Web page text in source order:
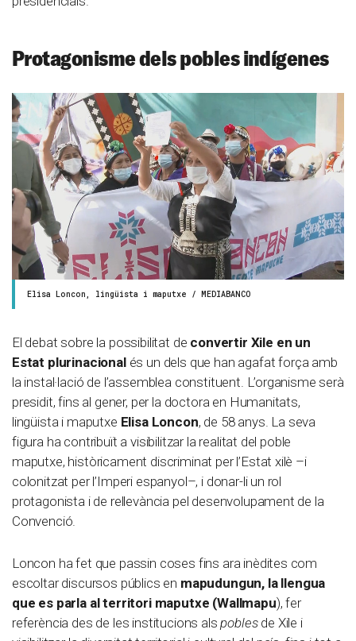
Protagonisme dels pobles indígenes
Elisa Loncon, lingüista i maputxe / MEDIABANCO
El debat sobre la possibilitat de convertir Xile en un
Estat plurinacionalés un dels que han agafat força amb
la instal·lació de l’assemblea constituent. L’organisme serà
presidit, fins al gener, per la doctora en Humanitats,
lingüista i maputxe Elisa Loncon, de 58 anys. La seva
figura ha contribuït a visibilitzar la realitat del poble
maputxe, històricament discriminat per l’Estat xilè –i
colonitzat per l’Imperi espanyol–, i donar-li un rol
protagonista i de rellevància pel desenvolupament de la
Convenció.
Loncon ha fet que passin coses fins ara inèdites com
escoltar discursos públics en mapudungun, la llengua
que es parla al territori maputxe (Wallmapu), fer
referència des de les institucions alspoblesde Xile i